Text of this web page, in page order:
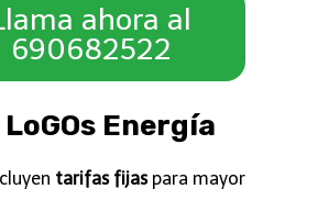
ahora al
690682522
Energía
tarifas fijaspara mayor